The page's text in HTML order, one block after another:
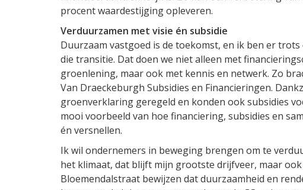
procent waardestijging opleveren.
Verduurzamen met visie én subsidie
Duurzaam vastgoed is de toekomst, en ik ben er
die transitie. Dat doen we niet alleen met
groenlening, maar ook met kennis en netwerk. Zo
Van Draeckeburgh Subsidies en Financieringen.
groenverklaring geregeld en konden ook subsidies
mooi voorbeeld van hoe financiering, subsidies en
én versnellen.
Ik wil ondernemers in beweging brengen om te
het klimaat, dat blijft mijn grootste drijfveer, maar
Bloemendalstraat bewijzen dat duurzaamheid en